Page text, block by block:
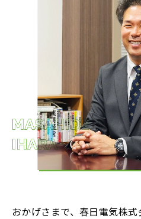
おかげさまで、春日電気株